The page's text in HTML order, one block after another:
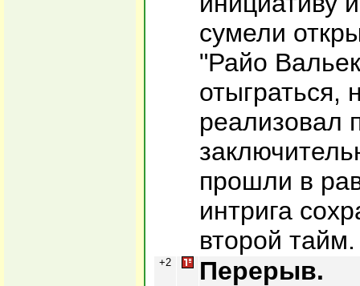
сумели
"Райо
отыграться,
реализовал
прошли в
интрига
второй
+2 Перерыв.